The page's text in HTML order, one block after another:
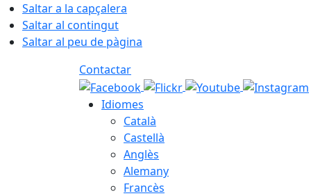
Saltar a la capçalera
Saltar al contingut
Saltar al peu de pàgina
Contactar
Idiomes
Català
Castellà
Anglès
Alemany
Francès